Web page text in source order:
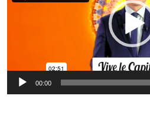
00:00